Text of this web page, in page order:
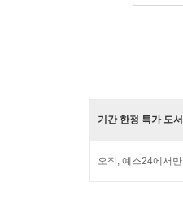
기간 한정 특가 도서
오직, 예스24에서만